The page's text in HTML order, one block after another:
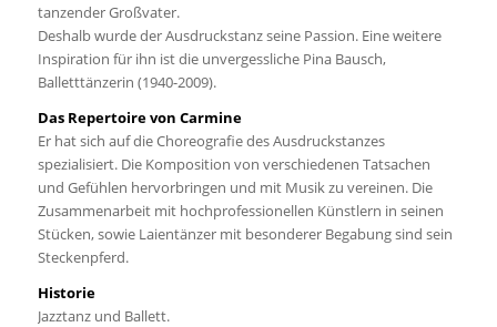
tanzender Großvater.
Deshalb wurde der Ausdruckstanz seine Passion. Eine weitere
Inspiration für ihn ist die unvergessliche Pina Bausch,
Balletttänzerin (1940-2009).
Das Repertoire von Carmine
Er hat sich auf die Choreografie des Ausdruckstanzes
spezialisiert. Die Komposition von verschiedenen Tatsachen
und Gefühlen hervorbringen und mit Musik zu vereinen. Die
Zusammenarbeit mit hochprofessionellen Künstlern in seinen
Stücken, sowie Laientänzer mit besonderer Begabung sind sein
Steckenpferd.
Historie
Jazztanz und Ballett.